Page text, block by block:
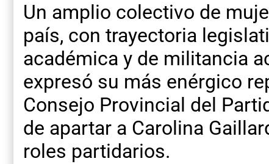
Un amplio colectivo de
país, con trayectoria
académica y de militancia
expresó su más enérgico
Consejo Provincial del
de apartar a Carolina
roles partidarios.